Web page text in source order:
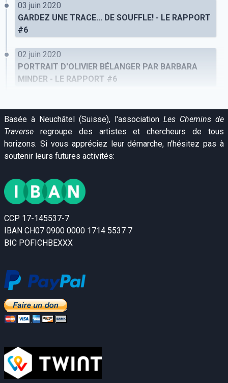
03 juin 2020
GARDEZ UNE TRACE... DE SOUFFLE! - LE RAPPORT
#6
02 juin 2020
PORTRAIT D'OLIVIER BÉLANGER PAR BARBARA
MINDER - LE RAPPORT #6
Basée à Neuchâtel (Suisse), l'association Les Chemins de
Traverse regroupe des artistes et chercheurs de tous
horizons. Si vous appréciez leur démarche, n'hésitez pas à
soutenir leurs futures activités:
CCP 17-145537-7
IBAN CH07 0900 0000 1714 5537 7
BIC POFICHBEXXX